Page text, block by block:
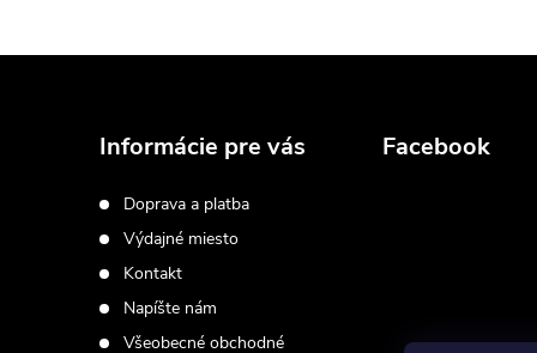
Informácie pre vás
Doprava a platba
Výdajné miesto
Kontakt
Napíšte nám
Všeobecné obchodné
Facebook